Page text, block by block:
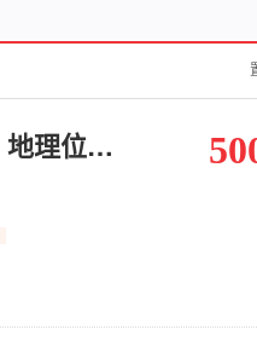
大同天下B区主路沿街商铺对外出租，地理位置优越